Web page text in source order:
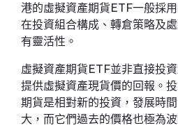
港的虛擬資產期貨ETF一般採
在投資組合構成、轉倉策略及
有靈活性。
虛擬資產期貨ETF並非直接投
提供虛擬資產現貨價的回報。
期貨是相對新的投資，發展時
大，而它們過去的價格也極為波